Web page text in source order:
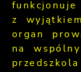
z
organ
na